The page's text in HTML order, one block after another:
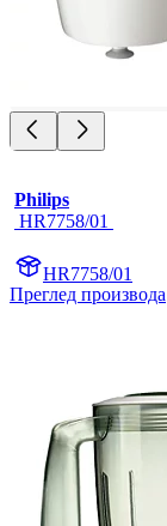
Philips
HR7758/01
HR7758/01
Преглед производа